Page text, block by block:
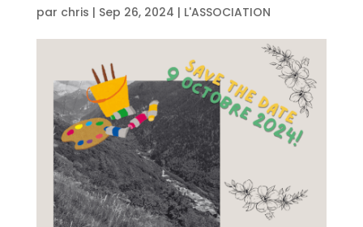
par chris | Sep 26, 2024 | L'ASSOCIATION